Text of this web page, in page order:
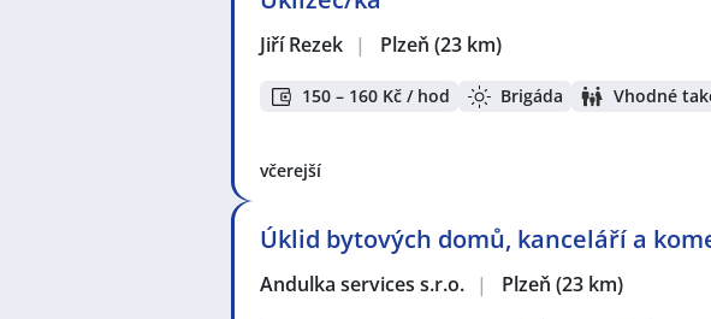
Jiří Rezek | Plzeň (23 km)
150 – 160 Kč / hod Brigáda Vhodné
včerejší
Úklid bytových domů, kanceláří a
Andulka services s.r.o. | Plzeň (23 km)